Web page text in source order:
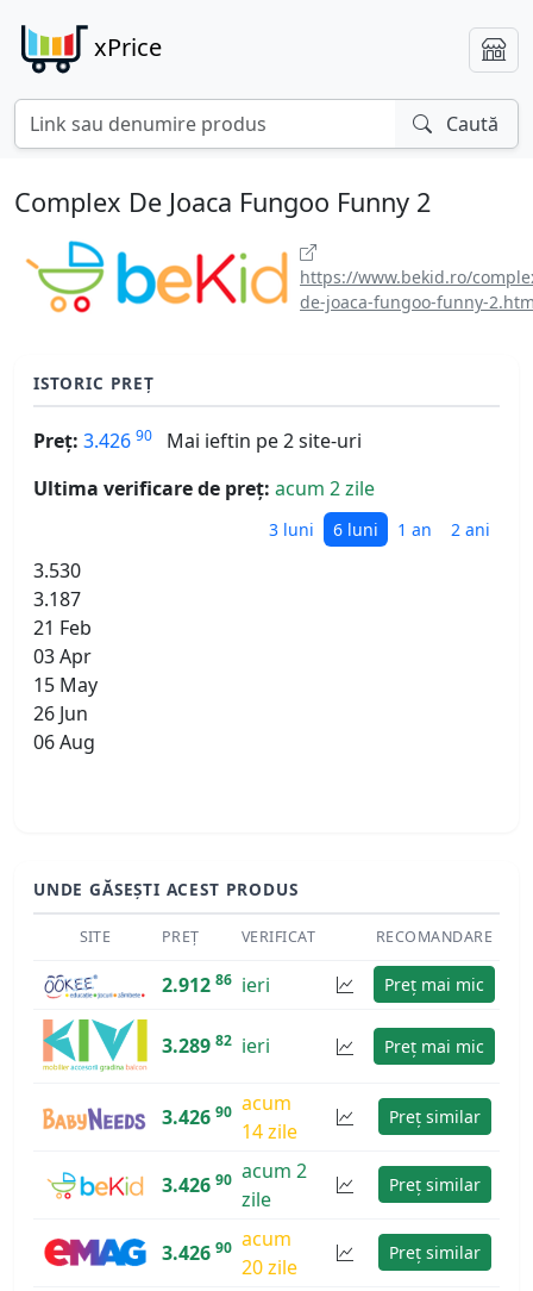
xPrice
Caută
Complex De Joaca Fungoo Funny 2
https://www.bekid.ro/
de-joaca-fungoo-funny-
ISTORIC PREȚ
Preț: 3.426 90
Mai ieftin pe 2 site-uri
Ultima verificare de preț: acum 2 zile
3 luni 6 luni 1 an 2 ani
3.530
3.187
21 Feb
03 Apr
15 May
26 Jun
06 Aug
UNDE GĂSEȘTI ACEST PRODUS
SITE PREȚ VERIFICAT RECOMANDARE
2.912 86 ieri Preț mai mic
3.289 82 ieri Preț mai mic
3.426 90 acum
14 zile
Preț similar
3.426 90 acum 2
zile
Preț similar
3.426 90 acum
20 zile
Preț similar